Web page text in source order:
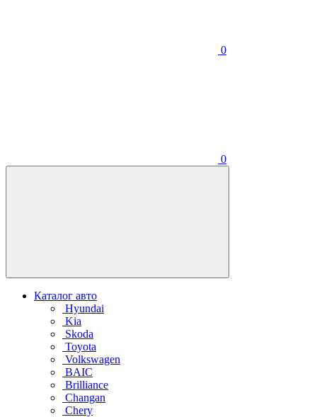
0
0
Каталог авто
Hyundai
Kia
Skoda
Toyota
Volkswagen
BAIC
Brilliance
Changan
Chery